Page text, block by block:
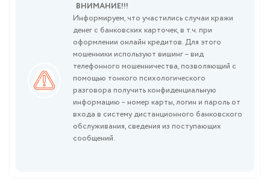
ВНИМАНИЕ!!!
Информируем, что участились случаи кражи
денег с банковских карточек, в т.ч. при
оформлении онлайн кредитов. Для этого
мошенники используют вишинг – вид
телефонного мошенничества, позволяющий с
помощью тонкого психологического
разговора получить конфиденциальную
информацию – номер карты, логин и пароль от
входа в систему дистанционного банковского
обслуживания, сведения из поступающих
сообщений.